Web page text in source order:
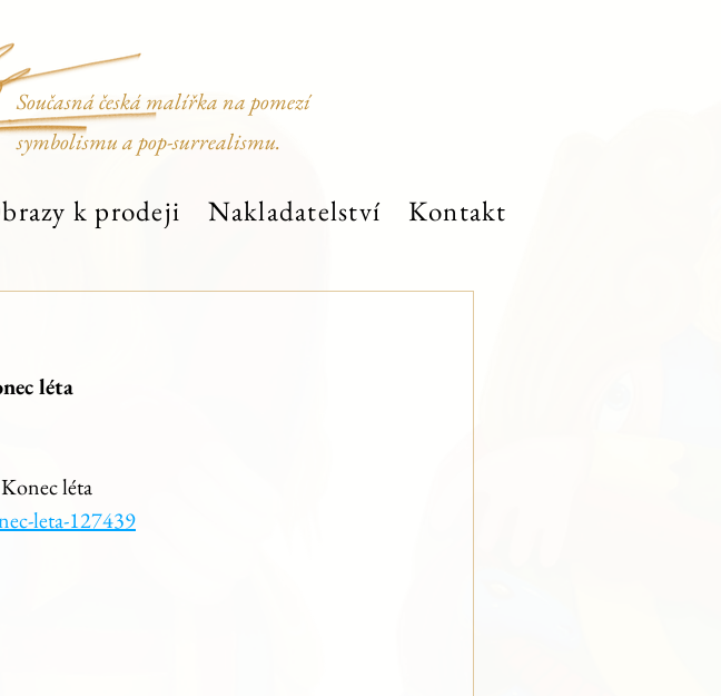
Současná česká malířka na pomezí
symbolismu a pop-surrealismu.
k prodeji Nakladatelství Kontakt
léta
léta
leta-127439